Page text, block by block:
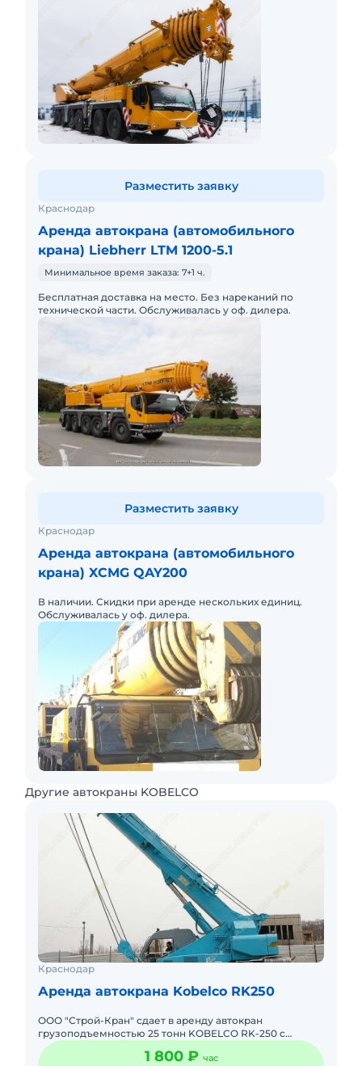
Краснодар
Аренда автокрана (автомобильного
крана) Liebherr LTM 1200-5.1
Минимальное время заказа: 7+1 ч.
Бесплатная доставка на место. Без нареканий по
технической части. Обслуживалась у оф. дилера.
Разместить заявку
Краснодар
Аренда автокрана (автомобильного
крана) XCMG QAY200
В наличии. Скидки при аренде нескольких единиц.
Обслуживалась у оф. дилера.
Разместить заявку
Другие автокраны KOBELCO
Краснодар
Аренда автокрана Kobelco RK250
ООО "Строй-Кран" сдает в аренду автокран
грузоподъемностью 25 тонн KOBELCO RK-250 с
экипажем в Краснодаре.
1 800 ₽ час